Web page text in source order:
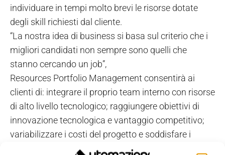
individuare in tempi molto brevi le risorse dotate
degli skill richiesti dal cliente.
“La nostra idea di business si basa sul criterio che i
migliori candidati non sempre sono quelli che
stanno cercando un job”,
Resources Portfolio Management consentirà ai
clienti di: integrare il proprio team interno con risorse
di alto livello tecnologico; raggiungere obiettivi di
innovazione tecnologica e vantaggio competitivo;
variabilizzare i costi del progetto e soddisfare i
propri obiettivi di business; ridurre i costi operativi e